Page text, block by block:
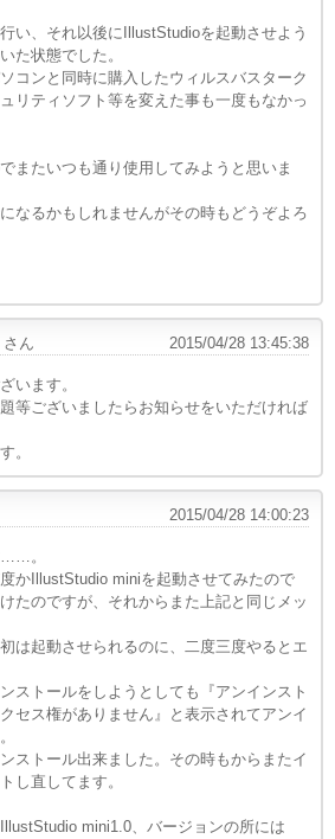
い、それ以後にIllustStudioを起動させよう
た状態でした。
コンと同時に購入したウィルスバスターク
リティソフト等を変えた事も一度もなかっ
またいつも通り使用してみようと思いま
なるかもしれませんがその時もどうぞよろ
さん 2015/04/28 13:45:38
います。
等ございましたらお知らせをいただければ
。
2015/04/28 14:00:23
……。
かIllustStudio miniを起動させてみたので
たのですが、それからまた上記と同じメッ
は起動させられるのに、二度三度やるとエ
ストールをしようとしても『アンインスト
セス権がありません』と表示されてアンイ
ストール出来ました。その時もからまたイ
し直してます。
mini1.0、バージョンの所には